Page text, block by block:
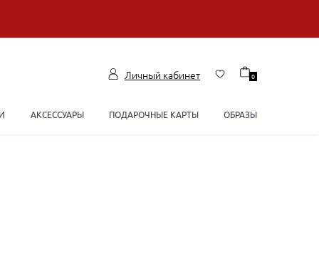
Личный кабинет 0
АКСЕССУАРЫ ПОДАРОЧНЫЕ КАРТЫ ОБРАЗЫ